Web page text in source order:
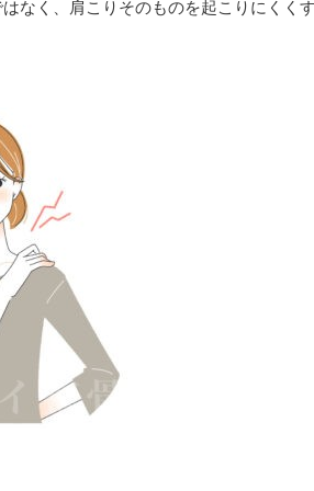
なく、肩こりそのものを起こりにくく